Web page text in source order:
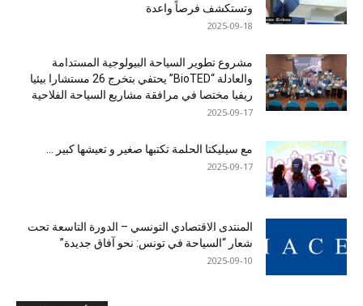
وتستكشف فرصاً واعدة
2025-09-18
مشروع تطوير السياحة البيولوجية المستدامة
والعادلة “BioTED” يحتفي بتخرج 26 مستشارا بيئيا
ريفيا مختصا في مرافقة مشاريع السياحة الفلاحية
2025-09-17
مع سيليكتا الحلمة تكتبها صغير و تعيشها كبير …
2025-09-17
المنتدى الاقتصادي التونسي – الدورة التاسعة تحت
شعار “السياحة في تونس: نحو آفاق جديدة”
2025-09-10